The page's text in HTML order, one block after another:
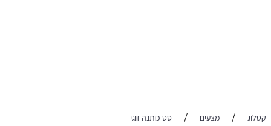
קטלוג / מצעים / סט כותנה זוגי